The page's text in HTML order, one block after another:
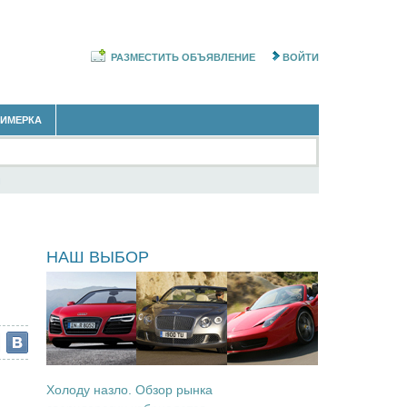
РАЗМЕСТИТЬ ОБЪЯВЛЕНИЕ ВОЙТИ
НАШ ВЫБОР
Холоду назло. Обзор рынка